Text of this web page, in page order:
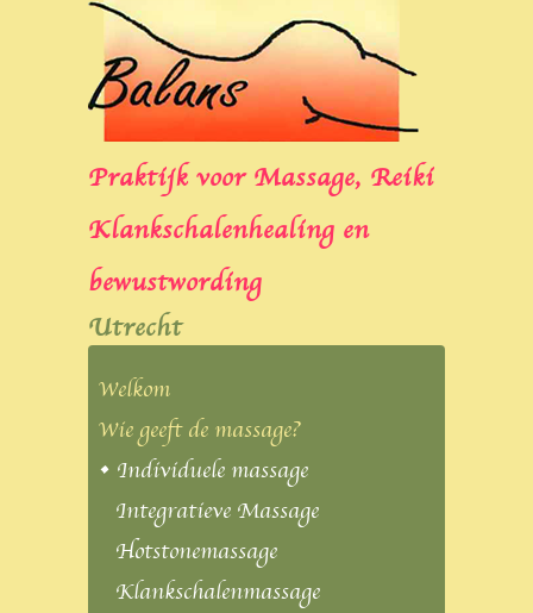
Praktijk voor Massage, Reiki
Klankschalenhealing en
bewustwording
Utrecht
Welkom
Wie geeft de massage?
• Individuele massage
Integratieve Massage
Hotstonemassage
Klankschalenmassage